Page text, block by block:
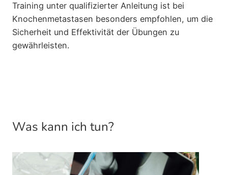
Training unter qualifizierter Anleitung ist bei
Knochenmetastasen besonders empfohlen, um die
Sicherheit und Effektivität der Übungen zu
gewährleisten.
Was kann ich tun?